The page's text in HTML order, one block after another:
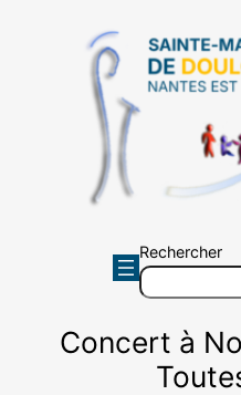
Rechercher
Concert à